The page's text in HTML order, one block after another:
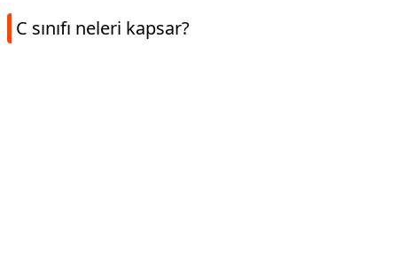
C sınıfı neleri kapsar?